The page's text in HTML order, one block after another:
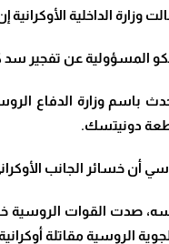
الداخلية الأوكرانية إن
المسؤولية عن تفجير سد
وزارة الدفاع الروسية إن القوات
دونيتسك.
الأوكراني في اليوم الأخير بلغت 300 جندي،
أوكرانية في مناطق كليشيفكا ودوبوفو فاسيليفكا في جنوب دونيتسك،
الروسية مقاتلة